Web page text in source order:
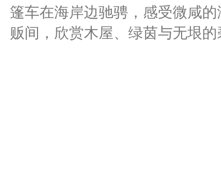
篷车在海岸边驰骋，感受微咸
贩间，欣赏木屋、绿茵与无垠